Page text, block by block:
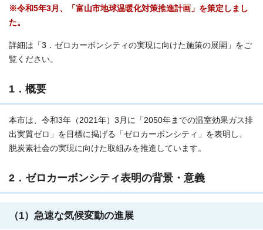
※令和5年3月、「富山市地球温暖化対策推進計画」を策定しまし
た。
詳細は「3．ゼロカーボンシティの実現に向けた施策の展開」をご
覧ください。
1．概要
本市は、令和3年（2021年）3月に「2050年までの温室効果ガス排
出実質ゼロ」を目標に掲げる「ゼロカーボンシティ」を表明し、
脱炭素社会の実現に向けた取組みを推進しています。
2．ゼロカーボンシティ表明の背景・意義
（1）急速な気候変動の進展